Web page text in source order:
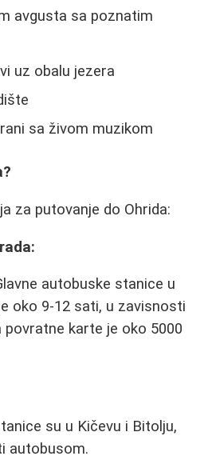
avgusta sa poznatim
uz obalu jezera
sa živom muzikom
za putovanje do Ohrida:
autobuske stanice u
oko 9-12 sati, u zavisnosti
povratne karte je oko 5000
su u Kičevu i Bitolju,
autobusom.